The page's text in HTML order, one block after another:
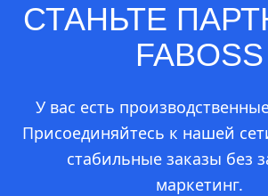
СТАНЬТЕ
FABOSS
У вас есть
Присоединяйтесь к нашей
стабильные заказы без
маркетинг.